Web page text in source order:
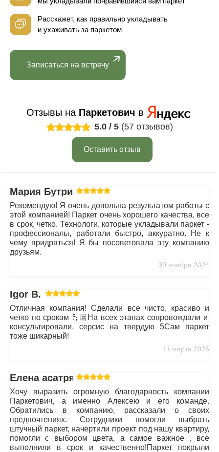
Расскажет, как правильно укладывать
и ухаживать за паркетом
Записаться на встречу
Отзывы на Паркетович в
5.0 / 5 (57 отзывов)
Оставить отзыв
Мария Бутрим
Рекомендую! Я очень довольна результатом работы с
этой компанией! Паркет очень хорошего качества, все
в срок, четко. Технологи, которые укладывали паркет -
профессионалы, работали быстро, аккуратно. Не к
чему придраться! Я бы посоветовала эту компанию
друзьям.
30 ноября 2024
Igor B.
Отличная компания! Сделали все чисто, красиво и
четко по срокам 🫰🏻На всех этапах сопровождали и
консультировали, серсис на твердую 5Сам паркет
тоже шикарный!
11 марта 2025
Елена асатрян
Хочу выразить огромную благодарность компании
Паркетович, а именно Алексею и его команде.
Обратились в компанию, рассказали о своих
предпочтениях. Сотрудники помогли выбрать
штучный паркет, начертили проект под нашу квартиру,
помогли с выбором цвета, а самое важное , все
выполнили в срок и качественно!Паркет покрыли